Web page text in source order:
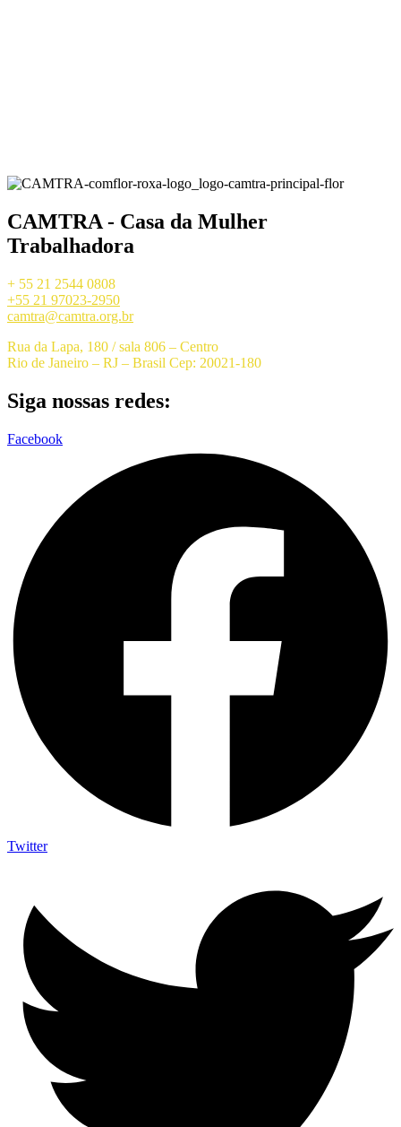
CAMTRA - Casa da Mulher
Trabalhadora
+ 55 21 2544 0808
+55 21 97023-2950
camtra@camtra.org.br
Rua da Lapa, 180 / sala 806 – Centro
Rio de Janeiro – RJ – Brasil Cep: 20021-180
Siga nossas redes:
Facebook
Twitter